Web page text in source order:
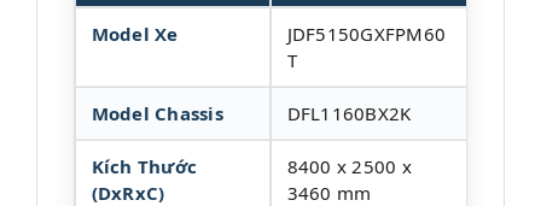
Model Xe
JDF5150GXFPM60
T
Model Chassis DFL1160BX2K
Kích Thước
(DxRxC)
8400 x 2500 x
3460 mm